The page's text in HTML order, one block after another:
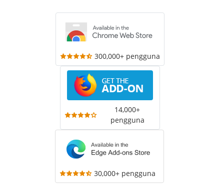
300,000+ pengguna
14,000+
pengguna
30,000+ pengguna